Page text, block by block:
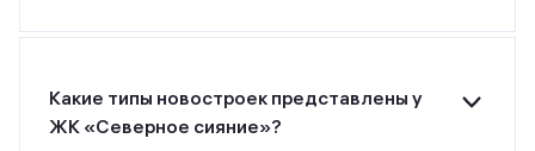
указанному номеру телефона.
Какие типы новостроек представлены у
ЖК «Северное сияние»?